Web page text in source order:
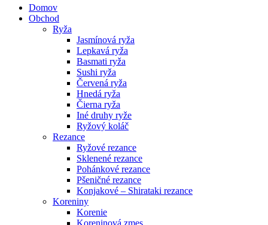
Domov
Obchod
Ryža
Jasmínová ryža
Lepkavá ryža
Basmati ryža
Sushi ryža
Červená ryža
Hnedá ryža
Čierna ryža
Iné druhy ryže
Ryžový koláč
Rezance
Ryžové rezance
Sklenené rezance
Pohánkové rezance
Pšeničné rezance
Konjakové – Shirataki rezance
Koreniny
Korenie